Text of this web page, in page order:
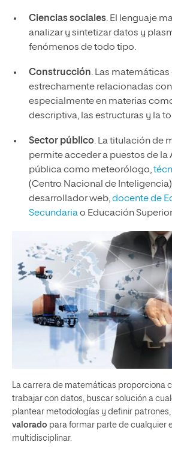
Ciencias sociales. El lenguaje
analizar y sintetizar datos y
fenómenos de todo tipo.
Construcción. Las matemáticas
estrechamente relacionadas
especialmente en materias
descriptiva, las estructuras y la
Sector público. La titulación de
permite acceder a puestos de
pública como meteorólogo,
(Centro Nacional de
desarrollador web,docentede
Secundariao Educación
La carrera de matemáticas proporciona
trabajar con datos, buscar solución a
plantear metodologías y definir patrones,
valorado para formar parte de cualquier
multidisciplinar.